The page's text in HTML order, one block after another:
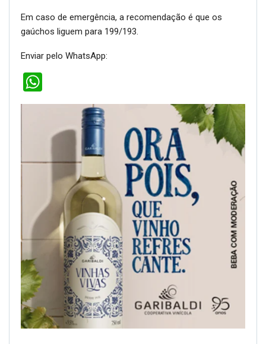
Em caso de emergência, a recomendação é que os
gaúchos liguem para 199/193.
Enviar pelo WhatsApp: